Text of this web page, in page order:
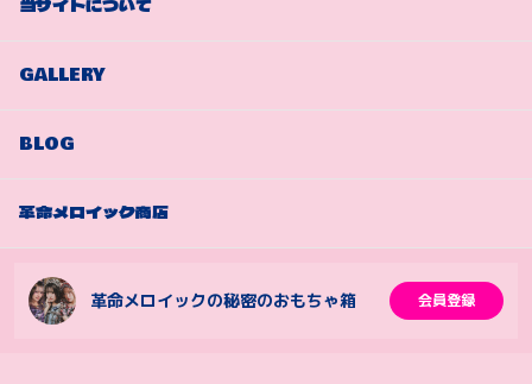
当サイトについて
GALLERY
BLOG
革命メロイック商店
革命メロイックの秘密のおもちゃ箱 会員登録